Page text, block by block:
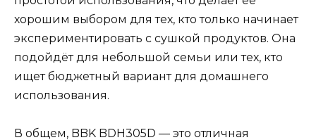
хорошим выбором для тех, кто только начинает
экспериментировать с сушкой продуктов. Она
подойдёт для небольшой семьи или тех, кто
ищет бюджетный вариант для домашнего
использования.
В общем, BBK BDH305D — это отличная